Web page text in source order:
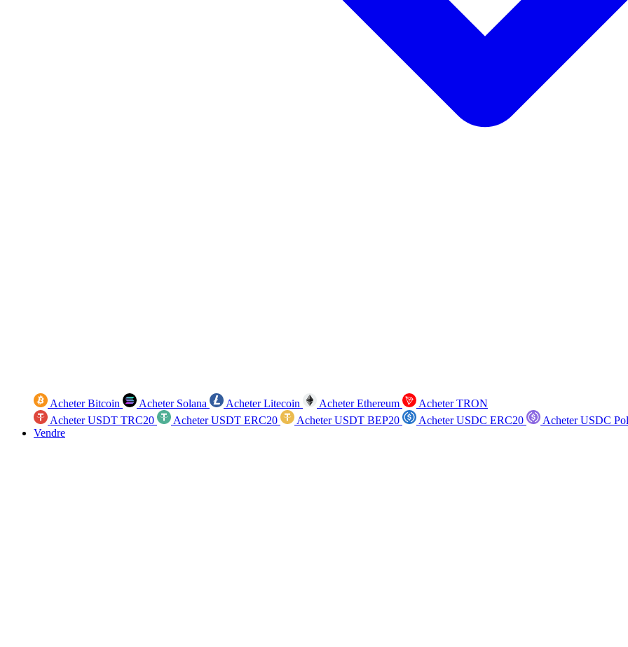
Acheter Bitcoin Acheter Solana Acheter Litecoin Acheter Ethereum
Acheter TRON
Acheter USDT TRC20
Acheter USDT ERC20 Acheter USDT BEP20 Acheter USDC ERC20
Acheter USDC
Vendre